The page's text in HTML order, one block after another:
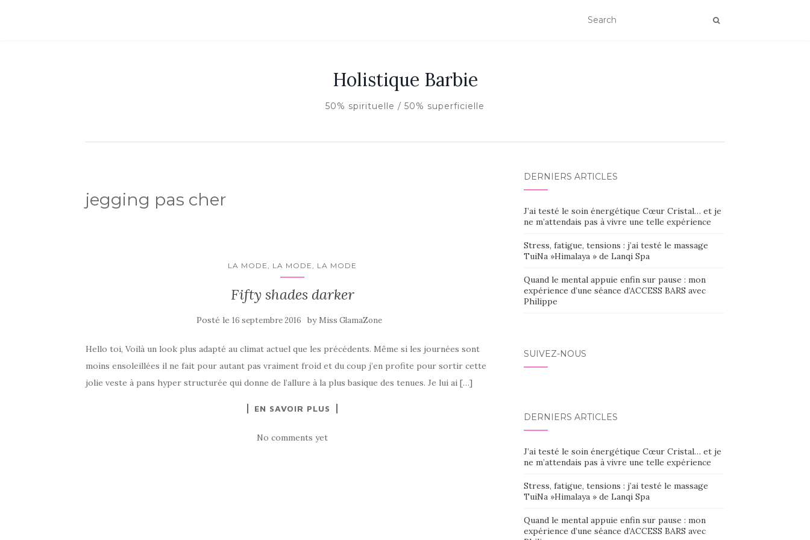
Holistique Barbie
50% spirituelle / 50% superficielle
jegging pas cher
LA MODE, LA MODE, LA MODE
Fifty shades darker
Posté le16 septembre 2016 by Miss GlamaZone
Hello toi, Voilà un look plus adapté au climat actuel que les précédents. Même si les journées sont
moins ensoleillées il ne fait pour autant pas vraiment froid et du coup j’en profite pour sortir cette
jolie veste à pans hyper structurée qui donne de l’allure à la plus basique des tenues. Je lui ai […]
EN SAVOIR PLUS
No comments yet
DERNIERS ARTICLES
J’ai testé le soin énergétique Cœur Cristal… et je
ne m’attendais pas à vivre une telle expérience
Stress, fatigue, tensions : j’ai testé le massage
TuiNa »Himalaya » de Lanqi Spa
Quand le mental appuie enfin sur pause : mon
expérience d’une séance d’ACCESS BARS avec
Philippe
SUIVEZ-NOUS
DERNIERS ARTICLES
J’ai testé le soin énergétique Cœur Cristal… et je
ne m’attendais pas à vivre une telle expérience
Stress, fatigue, tensions : j’ai testé le massage
TuiNa »Himalaya » de Lanqi Spa
Quand le mental appuie enfin sur pause : mon
expérience d’une séance d’ACCESS BARS avec